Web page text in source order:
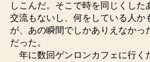
しこんだ。そこで時を同じくした
交流もないし、何をしている人か
が、あの瞬間でしかありえなかっ
だった。
年に数回ゲンロンカフェに行く